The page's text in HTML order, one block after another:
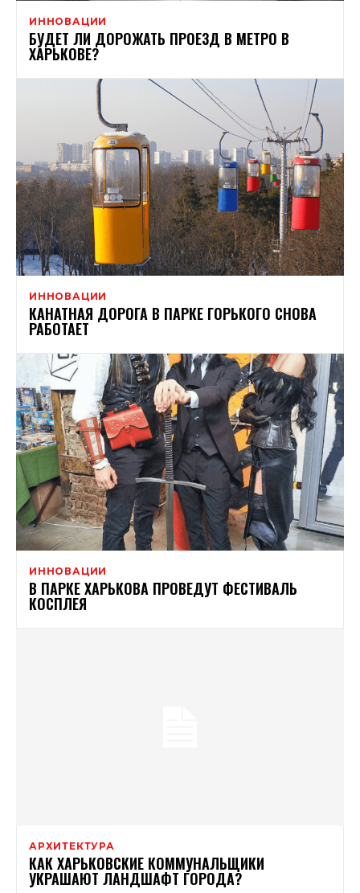
ИННОВАЦИИ
БУДЕТ ЛИ ДОРОЖАТЬ ПРОЕЗД В МЕТРО В
ХАРЬКОВЕ?
ИННОВАЦИИ
КАНАТНАЯ ДОРОГА В ПАРКЕ ГОРЬКОГО СНОВА
РАБОТАЕТ
ИННОВАЦИИ
В ПАРКЕ ХАРЬКОВА ПРОВЕДУТ ФЕСТИВАЛЬ
КОСПЛЕЯ
АРХИТЕКТУРА
КАК ХАРЬКОВСКИЕ КОММУНАЛЬЩИКИ
УКРАШАЮТ ЛАНДШАФТ ГОРОДА?